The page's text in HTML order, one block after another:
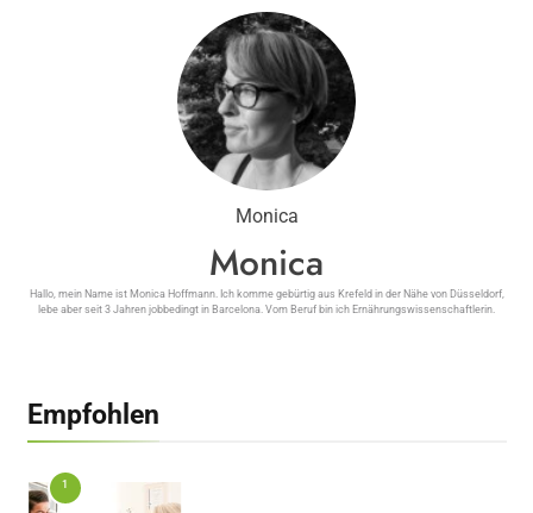
Monica
Monica
Hallo, mein Name ist Monica Hoffmann. Ich komme gebürtig aus Krefeld in der Nähe von Düsseldorf,
lebe aber seit 3 Jahren jobbedingt in Barcelona. Vom Beruf bin ich Ernährungswissenschaftlerin.
Empfohlen
1